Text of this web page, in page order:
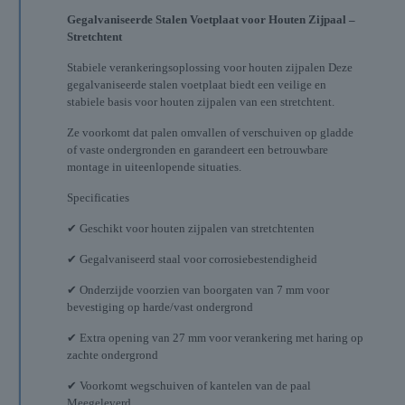
Gegalvaniseerde Stalen Voetplaat voor Houten Zijpaal –
Stretchtent
Stabiele verankeringsoplossing voor houten zijpalen Deze
gegalvaniseerde stalen voetplaat biedt een veilige en
stabiele basis voor houten zijpalen van een stretchtent.
Ze voorkomt dat palen omvallen of verschuiven op gladde
of vaste ondergronden en garandeert een betrouwbare
montage in uiteenlopende situaties.
Specificaties
✔ Geschikt voor houten zijpalen van stretchtenten
✔ Gegalvaniseerd staal voor corrosiebestendigheid
✔ Onderzijde voorzien van boorgaten van 7 mm voor
bevestiging op harde/vast ondergrond
✔ Extra opening van 27 mm voor verankering met haring op
zachte ondergrond
✔ Voorkomt wegschuiven of kantelen van de paal